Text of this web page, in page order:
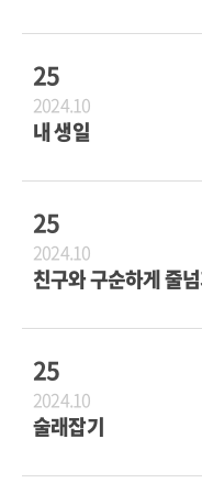
25
2024.10
내 생일
25
2024.10
친구와 구순하게 줄
25
2024.10
술래잡기